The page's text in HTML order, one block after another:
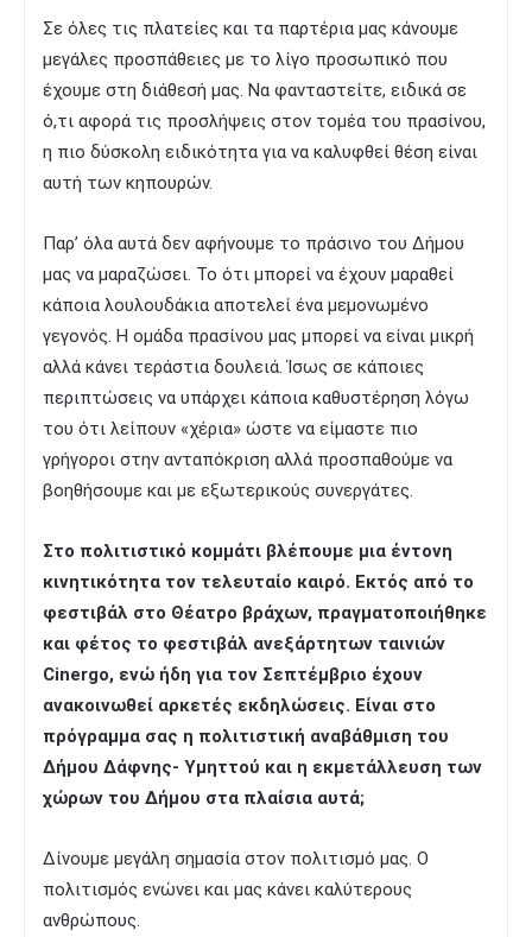
Σε όλες τις πλατείες και τα παρτέρια μας κάνουμε
μεγάλες προσπάθειες με το λίγο προσωπικό που
έχουμε στη διάθεσή μας. Να φανταστείτε, ειδικά σε
ό,τι αφορά τις προσλήψεις στον τομέα του πρασίνου,
η πιο δύσκολη ειδικότητα για να καλυφθεί θέση είναι
αυτή των κηπουρών.
Παρ’ όλα αυτά δεν αφήνουμε το πράσινο του Δήμου
μας να μαραζώσει. Το ότι μπορεί να έχουν μαραθεί
κάποια λουλουδάκια αποτελεί ένα μεμονωμένο
γεγονός. Η ομάδα πρασίνου μας μπορεί να είναι μικρή
αλλά κάνει τεράστια δουλειά. Ίσως σε κάποιες
περιπτώσεις να υπάρχει κάποια καθυστέρηση λόγω
του ότι λείπουν «χέρια» ώστε να είμαστε πιο
γρήγοροι στην ανταπόκριση αλλά προσπαθούμε να
βοηθήσουμε και με εξωτερικούς συνεργάτες.
Στο πολιτιστικό κομμάτι βλέπουμε μια έντονη
κινητικότητα τον τελευταίο καιρό. Εκτός από το
φεστιβάλ στο Θέατρο βράχων, πραγματοποιήθηκε
και φέτος το φεστιβάλ ανεξάρτητων ταινιών
Cinergo, ενώ ήδη για τον Σεπτέμβριο έχουν
ανακοινωθεί αρκετές εκδηλώσεις. Είναι στο
πρόγραμμα σας η πολιτιστική αναβάθμιση του
Δήμου Δάφνης- Υμηττού και η εκμετάλλευση των
χώρων του Δήμου στα πλαίσια αυτά;
Δίνουμε μεγάλη σημασία στον πολιτισμό μας. Ο
πολιτισμός ενώνει και μας κάνει καλύτερους
ανθρώπους.